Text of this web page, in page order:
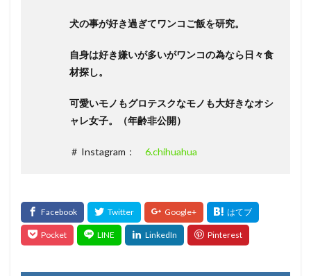
犬の事が好き過ぎてワンコご飯を研究。
自身は好き嫌いが多いがワンコの為なら日々食
材探し。
可愛いモノもグロテスクなモノも大好きなオシ
ャレ女子。（年齢非公開）
＃ Instagram： 6.chihuahua